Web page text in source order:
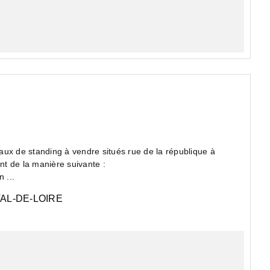
de standing à vendre situés rue de la république à
de la manière suivante :
...
DE-LOIRE